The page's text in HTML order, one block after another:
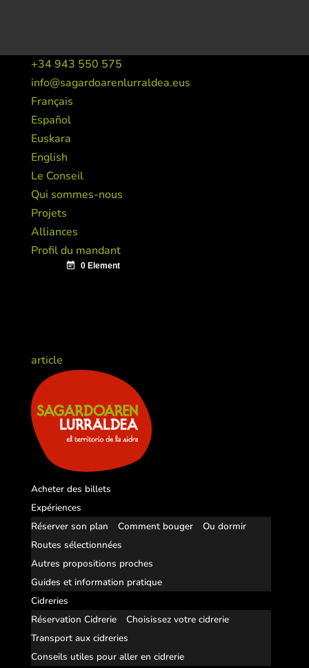
+34 943 550 575
info@sagardoarenlurraldea.eus
Français
Español
Euskara
English
Le Conseil
Qui sommes-nous
Projets
Alliances
Profil du mandant
article
Acheter des billets
Expériences
Réserver son plan
Comment bouger
Ou dormir
Routes sélectionnées
Autres propositions proches
Guides et information pratique
Cidreries
Réservation Cidrerie
Choisissez votre cidrerie
Transport aux cidreries
Conseils utiles pour aller en cidrerie